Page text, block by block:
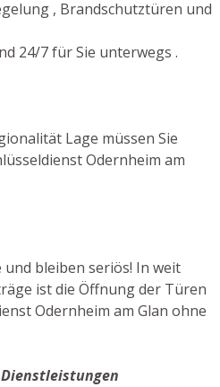
, Brandschutztüren und
24/7 für Sie unterwegs .
Lage müssen Sie
Odernheim am
bleiben seriös! In weit
ist die Öffnung der Türen
Odernheim am Glan ohne